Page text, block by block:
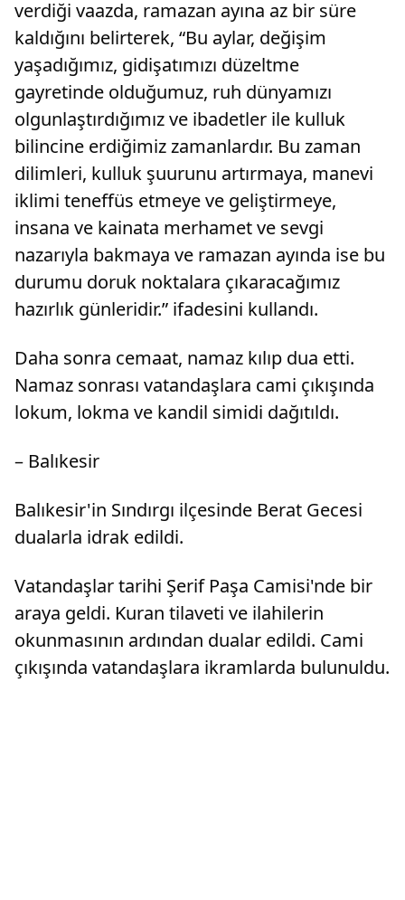
verdiği vaazda, ramazan ayına az bir süre
kaldığını belirterek, “Bu aylar, değişim
yaşadığımız, gidişatımızı düzeltme
gayretinde olduğumuz, ruh dünyamızı
olgunlaştırdığımız ve ibadetler ile kulluk
bilincine erdiğimiz zamanlardır. Bu zaman
dilimleri, kulluk şuurunu artırmaya, manevi
iklimi teneffüs etmeye ve geliştirmeye,
insana ve kainata merhamet ve sevgi
nazarıyla bakmaya ve ramazan ayında ise bu
durumu doruk noktalara çıkaracağımız
hazırlık günleridir.” ifadesini kullandı.
Daha sonra cemaat, namaz kılıp dua etti.
Namaz sonrası vatandaşlara cami çıkışında
lokum, lokma ve kandil simidi dağıtıldı.
– Balıkesir
Balıkesir'in Sındırgı ilçesinde Berat Gecesi
dualarla idrak edildi.
Vatandaşlar tarihi Şerif Paşa Camisi'nde bir
araya geldi. Kuran tilaveti ve ilahilerin
okunmasının ardından dualar edildi. Cami
çıkışında vatandaşlara ikramlarda bulunuldu.